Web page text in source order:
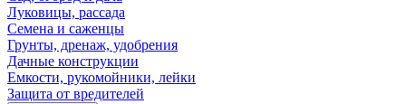
Луковицы, рассада
Семена и саженцы
Грунты, дренаж, удобрения
Дачные конструкции
Емкости, рукомойники, лейки
Защита от вредителей